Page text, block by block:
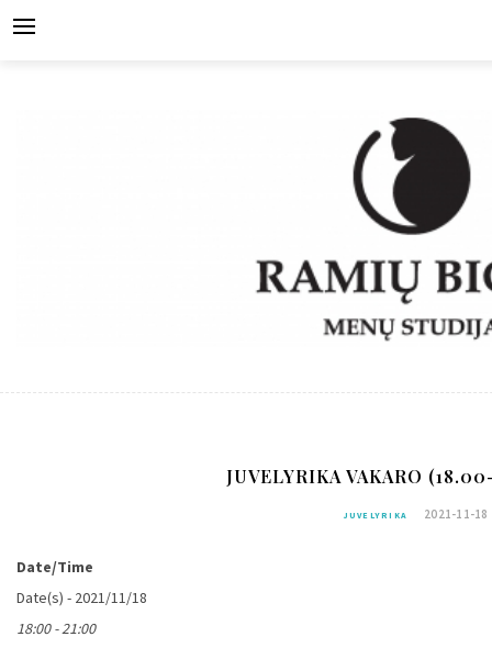
JUVELYRIKA VAKARO
JUVELYRIKA 2021-11-18
Date/Time
Date(s) - 2021/11/18
18:00 - 21:00